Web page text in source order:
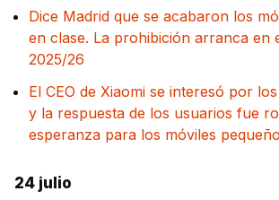
Dice Madrid que se acabaron los
en clase. La prohibición arranca en
2025/26
El CEO de Xiaomi se interesó por
y la respuesta de los usuarios fue
esperanza para los móviles
24 julio